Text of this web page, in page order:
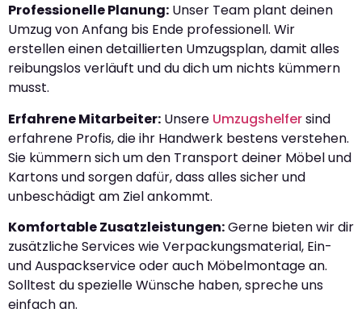
Professionelle Planung: Unser Team plant deinen
Umzug von Anfang bis Ende professionell. Wir
erstellen einen detaillierten Umzugsplan, damit alles
reibungslos verläuft und du dich um nichts kümmern
musst.
Erfahrene Mitarbeiter: Unsere Umzugshelfersind
erfahrene Profis, die ihr Handwerk bestens verstehen.
Sie kümmern sich um den Transport deiner Möbel und
Kartons und sorgen dafür, dass alles sicher und
unbeschädigt am Ziel ankommt.
Komfortable Zusatzleistungen:Gerne bieten wir dir
zusätzliche Services wie Verpackungsmaterial, Ein-
und Auspackservice oder auch Möbelmontage an.
Solltest du spezielle Wünsche haben, spreche uns
einfach an.